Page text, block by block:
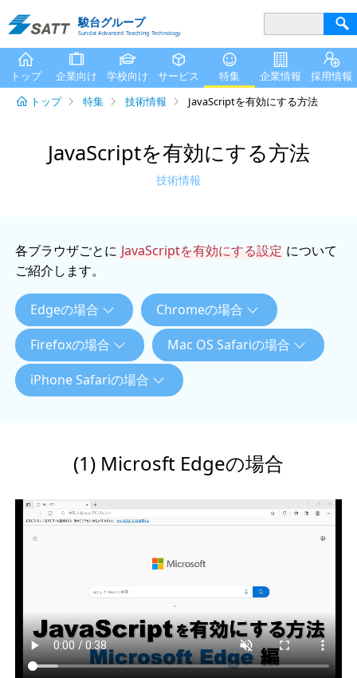
トップ 特集 技術情報 JavaScriptを有効にする方法
JavaScriptを有効にする方法
技術情報
各ブラウザごとに JavaScriptを有効にする設定 について
ご紹介します。
Edgeの場合 Chromeの場合
Firefoxの場合 Mac OS Safariの場合
iPhone Safariの場合
(1) Microsft Edgeの場合
駿台グループ
Sundai Advanced Teaching Technology
トップ 企業向け 学校向け サービス 特集 企業情報 採用情報